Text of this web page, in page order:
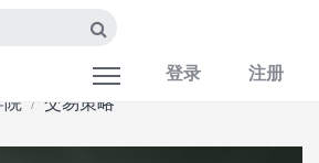
登录
注册
院 交易策略